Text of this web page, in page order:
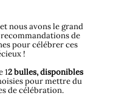
nous avons le grand
de
pour célébrer ces
!
12 bulles, disponibles
pour mettre du
de célébration.